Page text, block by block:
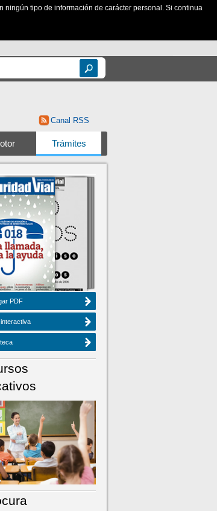
tipo de información de carácter personal. Si continua
Canal RSS
Trámites
PDF